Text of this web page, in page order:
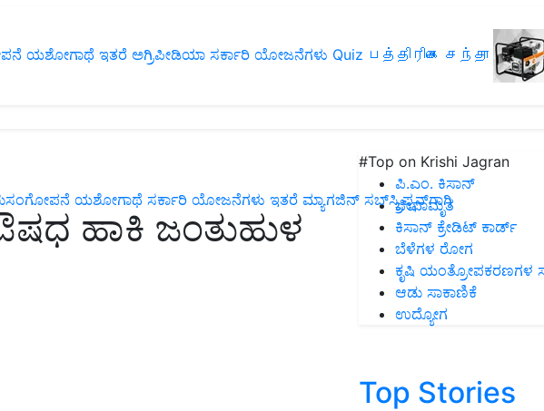
ಯಶೋಗಾಥೆ ಇತರೆ ಅಗ್ರಿಪೀಡಿಯಾ ಸರ್ಕಾರಿ ಯೋಜನೆಗಳು Quiz பத்திரிகை சந்தா
ಯಶೋಗಾಥೆ ಸರ್ಕಾರಿ ಯೋಜನೆಗಳು ಇತರೆ ಮ್ಯಾಗಜಿನ್‌ ಸಬ್‌ಸ್ಕ್ರಿಪ್ಷನ್‌ಗಾಗಿ
ಹಾಕಿ ಜಂತುಹುಳ
#Top on Krishi Jagran
ಪಿ.ಎಂ. ಕಿಸಾನ್
ಜೀವಾಮೃತ
ಕಿಸಾನ್ ಕ್ರೇಡಿಟ್ ಕಾರ್ಡ್
ಬೆಳೆಗಳ ರೋಗ
ಕೃಷಿ ಯಂತ್ರೋಪಕರಣಗಳ
ಆಡು ಸಾಕಾಣಿಕೆ
ಉದ್ಯೋಗ
Top Stories